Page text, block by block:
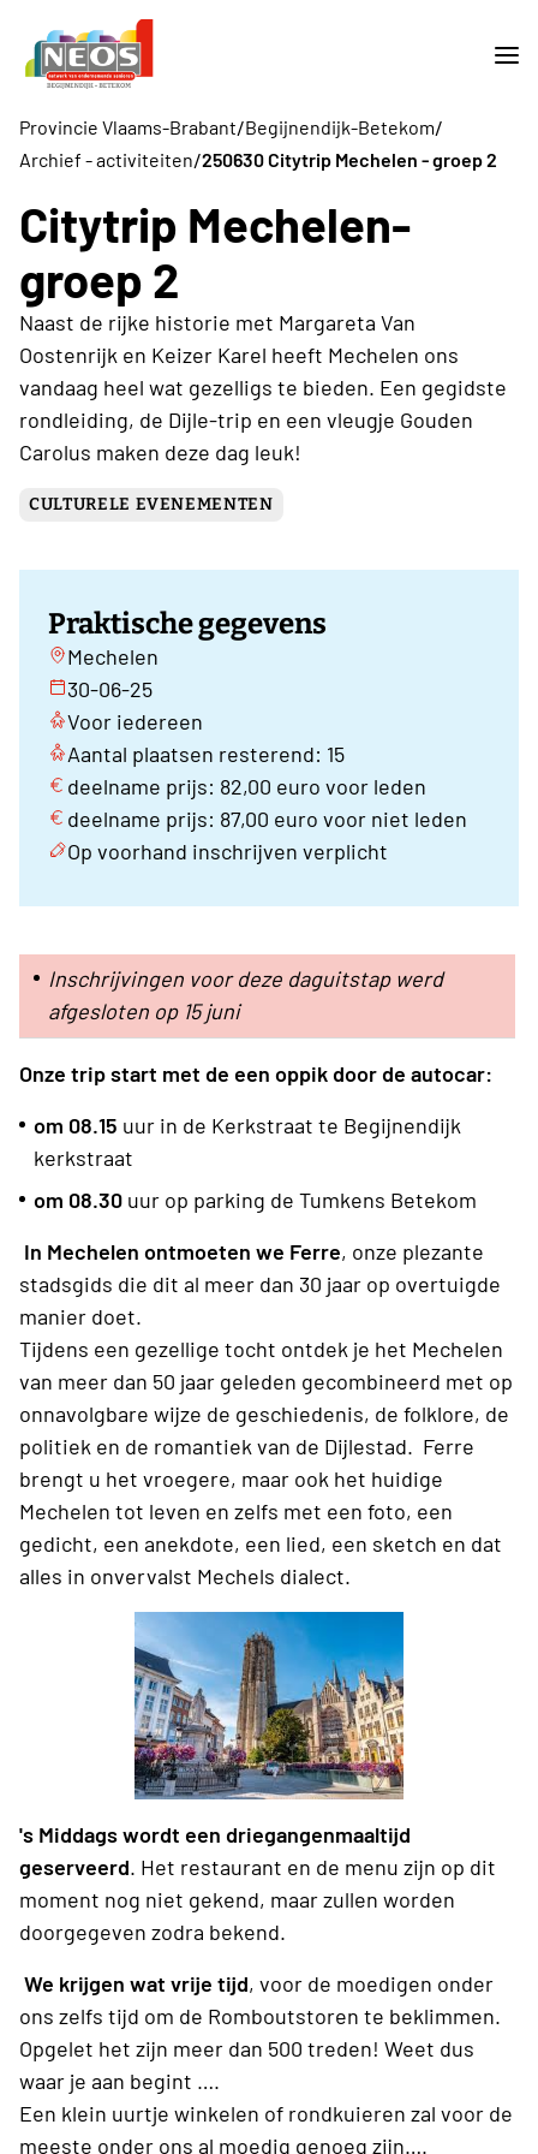
Provincie Vlaams-Brabant/Begijnendijk-Betekom/
Archief - activiteiten/250630 Citytrip Mechelen - groep 2
Citytrip Mechelen-
groep 2
Naast de rijke historie met Margareta Van
Oostenrijk en Keizer Karel heeft Mechelen ons
vandaag heel wat gezelligs te bieden. Een gegidste
rondleiding, de Dijle-trip en een vleugje Gouden
Carolus maken deze dag leuk!
CULTURELE EVENEMENTEN
Praktische gegevens
Mechelen
30-06-25
Voor iedereen
Aantal plaatsen resterend: 15
deelname prijs: 82,00 euro voor leden
deelname prijs: 87,00 euro voor niet leden
Op voorhand inschrijven verplicht
Inschrijvingen voor deze daguitstap werd
afgesloten op 15 juni
Onze trip start met de een oppik door de autocar:
om 08.15 uur in de Kerkstraat te Begijnendijk
kerkstraat
om 08.30 uur op parking de Tumkens Betekom
In Mechelen ontmoeten we Ferre, onze plezante
stadsgids die dit al meer dan 30 jaar op overtuigde
manier doet.
Tijdens een gezellige tocht ontdek je het Mechelen
van meer dan 50 jaar geleden gecombineerd met op
onnavolgbare wijze de geschiedenis, de folklore, de
politiek en de romantiek van de Dijlestad. Ferre
brengt u het vroegere, maar ook het huidige
Mechelen tot leven en zelfs met een foto, een
gedicht, een anekdote, een lied, een sketch en dat
alles in onvervalst Mechels dialect.
's Middags wordt een driegangenmaaltijd
geserveerd. Het restaurant en de menu zijn op dit
moment nog niet gekend, maar zullen worden
doorgegeven zodra bekend.
We krijgen wat vrije tijd, voor de moedigen onder
ons zelfs tijd om de Romboutstoren te beklimmen.
Opgelet het zijn meer dan 500 treden! Weet dus
waar je aan begint ….
Een klein uurtje winkelen of rondkuieren zal voor de
meeste onder ons al moedig genoeg zijn….